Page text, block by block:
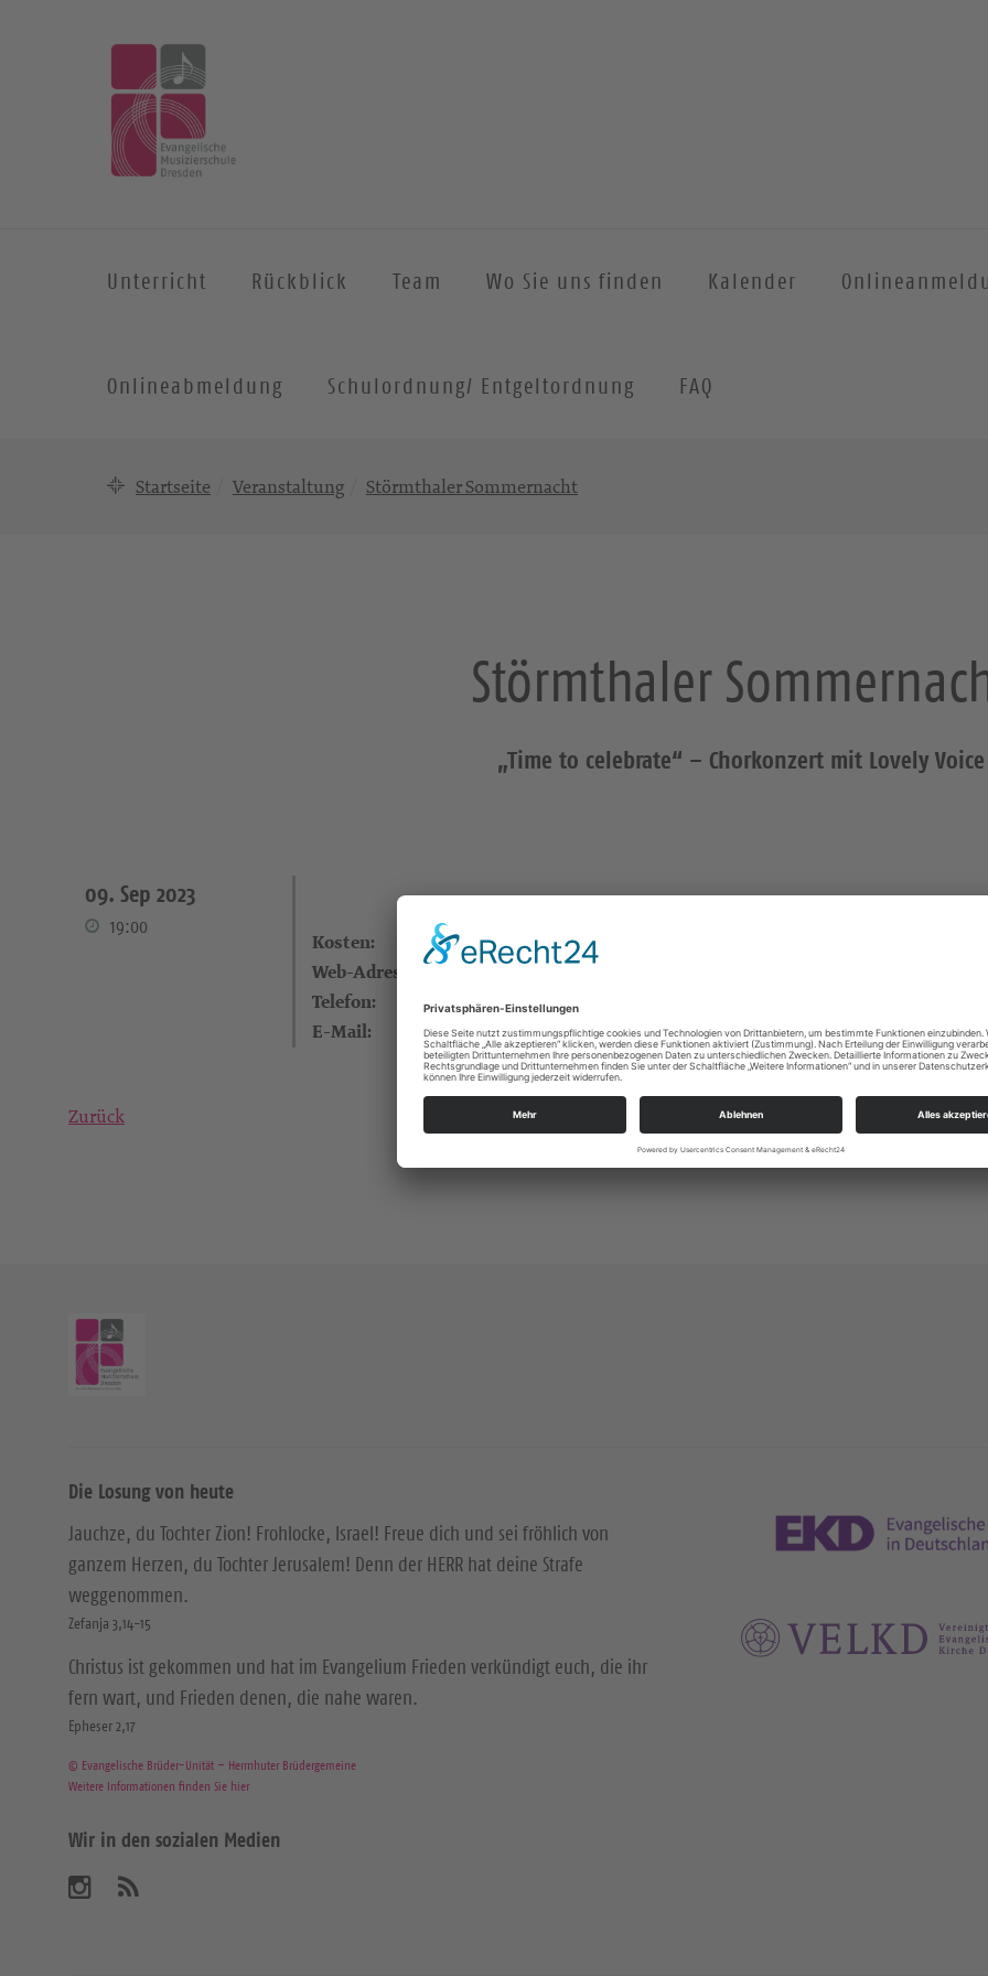
Unterricht Rückblick Team Wo Sie uns finden Kalender
Onlineabmeldung Schulordnung/ Entgeltordnung FAQ
Startseite Veranstaltung Störmthaler Sommernacht
Störmthaler
„Time to celebrate“ – Chorkonzert mit Lovely Voice
09. Sep 2023
19:00
Kosten: 12 Euro, ermäßigt 10 Euro
Web-Adresse: https://www.kirchenquartett.de
Telefon:
E-Mail: kg.probstheida_stoermthal_wachau@evlks.de
Zurück
Die Losung von heute
Jauchze, du Tochter Zion! Frohlocke, Israel! Freue dich und sei fröhlich von
ganzem Herzen, du Tochter Jerusalem! Denn der HERR hat deine Strafe
weggenommen.
Zefanja 3,14-15
Christus ist gekommen und hat im Evangelium Frieden verkündigt euch, die ihr
fern wart, und Frieden denen, die nahe waren.
Epheser 2,17
© Evangelische Brüder-Unität – Herrnhuter Brüdergemeine
Weitere Informationen finden Sie hier
Wir in den sozialen Medien